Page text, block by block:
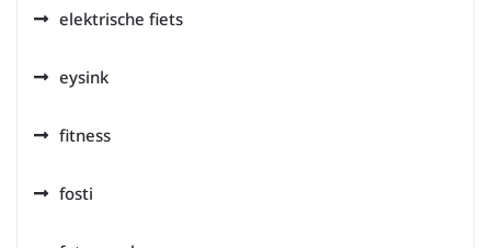
elektrische fiets
eysink
fitness
fosti